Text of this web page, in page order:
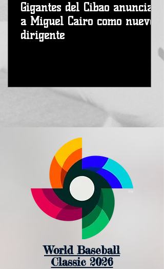
Gigantes del Cibao anuncian
a Miguel Cairo como nuevo
dirigente
World Baseball
Classic 2026